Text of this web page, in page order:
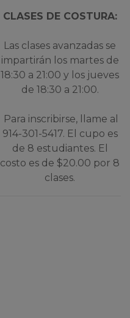
CLASES DE COSTURA:
Las clases avanzadas se
impartirán los martes de
18:30 a 21:00 y los jueves
de 18:30 a 21:00.
Para inscribirse, llame al
914-301-5417. El cupo es
de 8 estudiantes. El
costo es de $20.00 por 8
clases.